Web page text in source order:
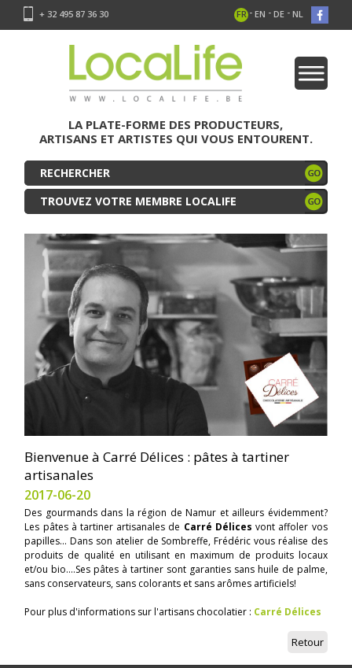
+ 32 495 87 36 30 FR - EN - DE - NL
LA PLATE-FORME DES PRODUCTEURS,
ARTISANS ET ARTISTES QUI VOUS ENTOURENT.
TROUVEZ VOTRE MEMBRE LOCALIFE
Bienvenue à Carré Délices : pâtes à tartiner
artisanales
2017-06-20
Des gourmands dans la région de Namur et ailleurs évidemment?
Les pâtes à tartiner artisanales de Carré Délices vont affoler vos
papilles... Dans son atelier de Sombreffe, Frédéric vous réalise des
produits de qualité en utilisant en maximum de produits locaux
et/ou bio....Ses pâtes à tartiner sont garanties sans huile de palme,
sans conservateurs, sans colorants et sans arômes artificiels!
Pour plus d'informations sur l'artisans chocolatier : Carré Délices
Retour